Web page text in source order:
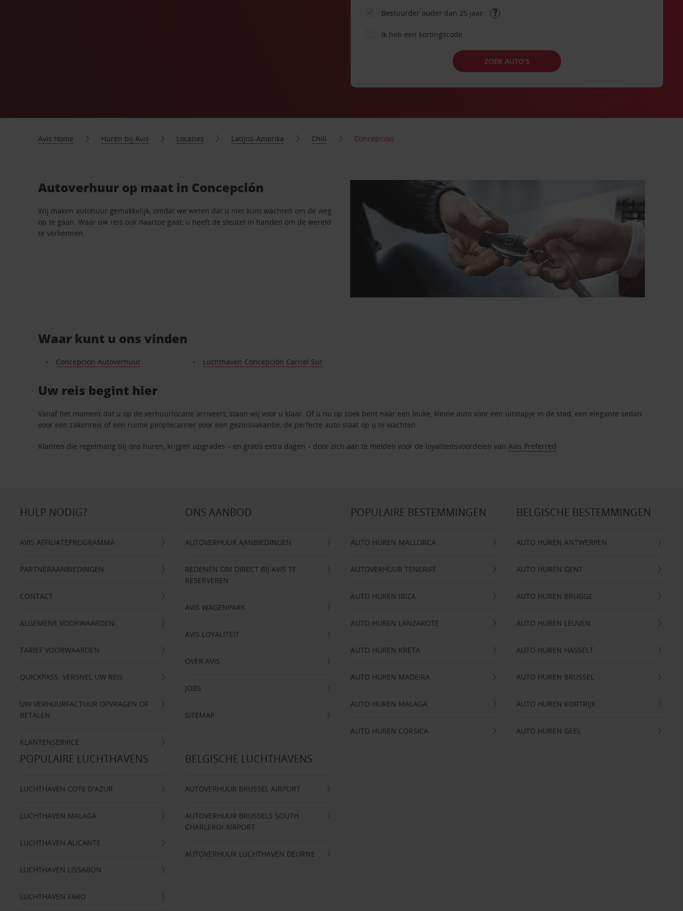
Bestuurder ouder dan 25 jaar
Ik heb een kortingscode
ZOEK AUTO’S
Avis Home Huren bij Avis Locaties Latijns-Amerika Chili Concepción
Autoverhuur op maat in Concepción
Wij maken autohuur gemakkelijk, omdat we weten dat u niet kunt wachten om de weg
op te gaan. Waar uw reis ook naartoe gaat, u heeft de sleutel in handen om de wereld
te verkennen.
Waar kunt u ons vinden
Concepción Autoverhuur Luchthaven Concepción Carriel Sur
Uw reis begint hier
Vanaf het moment dat u op de verhuurlocatie arriveert, staan wij voor u klaar. Of u nu op zoek bent naar een leuke, kleine auto voor een uitstapje in de stad, een elegante sedan
voor een zakenreis of een ruime peoplecarrier voor een gezinsvakantie, de perfecte auto staat op u te wachten.
Klanten die regelmatig bij ons huren, krijgen upgrades – en gratis extra dagen – door zich aan te melden voor de loyaliteitsvoordelen vanAvis Preferred
HULP NODIG?
AVIS AFFILIATEPROGRAMMA
PARTNERAANBIEDINGEN
CONTACT
ALGEMENE VOORWAARDEN
TARIEF VOORWAARDEN
QUICKPASS: VERSNEL UW REIS
UW VERHUURFACTUUR OPVRAGEN OF
BETALEN
KLANTENSERVICE
ONS AANBOD
AUTOVERHUUR AANBIEDINGEN
REDENEN OM DIRECT BIJ AVIS TE
RESERVEREN
AVIS WAGENPARK
AVIS LOYALITEIT
OVER AVIS
JOBS
SITEMAP
POPULAIRE BESTEMMINGEN
AUTO HUREN MALLORCA
AUTOVERHUUR TENERIFE
AUTO HUREN IBIZA
AUTO HUREN LANZAROTE
AUTO HUREN KRETA
AUTO HUREN MADEIRA
AUTO HUREN MALAGA
AUTO HUREN CORSICA
BELGISCHE BESTEMMINGEN
AUTO HUREN ANTWERPEN
AUTO HUREN GENT
AUTO HUREN BRUGGE
AUTO HUREN LEUVEN
AUTO HUREN HASSELT
AUTO HUREN BRUSSEL
AUTO HUREN KORTRIJK
AUTO HUREN GEEL
POPULAIRE LUCHTHAVENS
LUCHTHAVEN COTE D'AZUR
LUCHTHAVEN MALAGA
LUCHTHAVEN ALICANTE
LUCHTHAVEN LISSABON
LUCHTHAVEN FARO
BELGISCHE LUCHTHAVENS
AUTOVERHUUR BRUSSEL AIRPORT
AUTOVERHUUR BRUSSELS SOUTH
CHARLEROI AIRPORT
AUTOVERHUUR LUCHTHAVEN DEURNE